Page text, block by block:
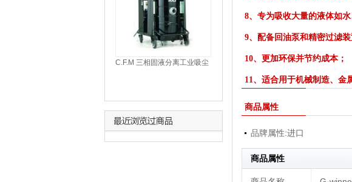
8、专为吸收大量的液体如
9、配备回油泵和精密过滤
10、更加环保并节约成本；
11、适合用于机械制造、金
商品属性
品牌属性:进口
商品属性
C.F.M 三相固液分离工业吸尘